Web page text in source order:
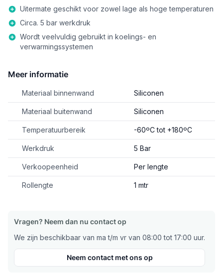
Uitermate geschikt voor zowel lage als hoge temperaturen
Circa. 5 bar werkdruk
Wordt veelvuldig gebruikt in koelings- en
verwarmingssystemen
Meer informatie
Materiaal binnenwand Siliconen
Materiaal buitenwand Siliconen
Temperatuurbereik -60ºC tot +180ºC
Werkdruk 5 Bar
Verkoopeenheid Per lengte
Rollengte 1 mtr
Vragen? Neem dan nu contact op
We zijn beschikbaar van ma t/m vr van 08:00 tot 17:00 uur.
Neem contact met ons op